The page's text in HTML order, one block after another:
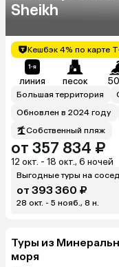
Sheikh
Кешбэк 4% по карте
линия песок
Большая территория
Обновлен в 2024 году
Собственный пляж
от 357 834 ₽
12 окт. - 18 окт., 6 ночей
Выгодные туры на
от 393 360 ₽
28 окт. - 5 нояб., 8 н.
Туры из
моря